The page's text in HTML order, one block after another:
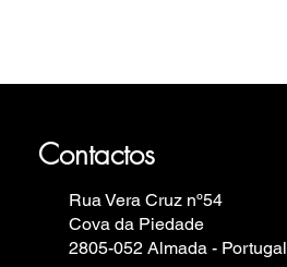
Contactos
Rua Vera Cruz nº54
Cova da Piedade
2805-052 Almada - Portugal